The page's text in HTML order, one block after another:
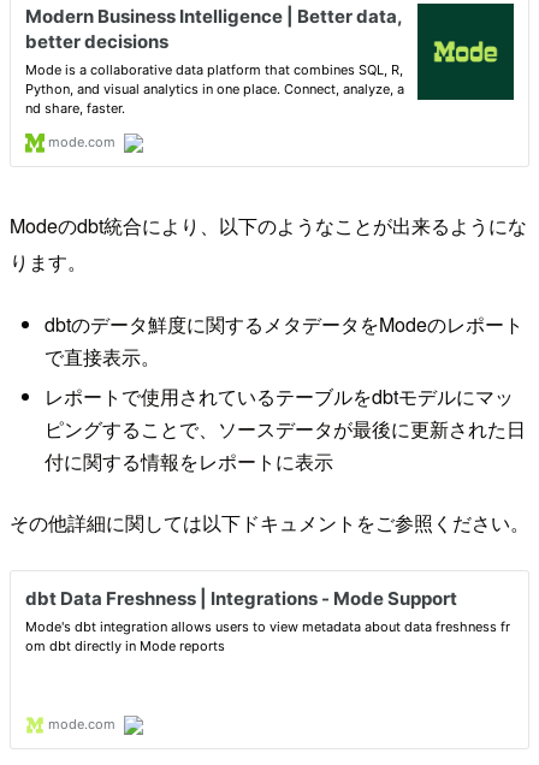
Modeのdbt統合により、以下のようなことが出来るようにな
ります。
dbtのデータ鮮度に関するメタデータをModeのレポート
で直接表示。
レポートで使用されているテーブルをdbtモデルにマッ
ピングすることで、ソースデータが最後に更新された日
付に関する情報をレポートに表示
その他詳細に関しては以下ドキュメントをご参照ください。